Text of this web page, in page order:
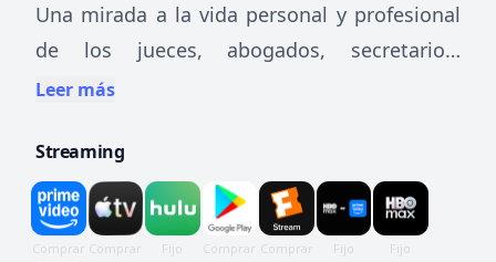
Una mirada a la vida personal y profesional
de los jueces, abogados, secretarios,
alguaciles y policías que trabajan en un
Leer más
Streaming